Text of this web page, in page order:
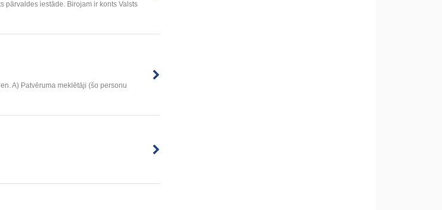
pārvaldes iestāde. Birojam ir konts Valsts
A) Patvēruma meklētāji (šo personu